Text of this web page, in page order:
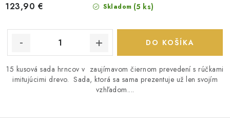
Skladom (5 ks)
123,90 €
DO KOŠÍKA
15 kusová sada hrncov v zaujímavom čiernom prevedení s rúčkami
imitujúcimi drevo. Sada, ktorá sa sama prezentuje už len svojím
vzhľadom....